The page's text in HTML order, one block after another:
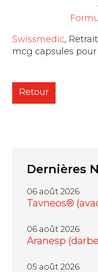
aux clients ayant
Swissmedic,
mcg capsules
Retour
Dernières
06 août 2026
Tavneos®
06 août 2026
Aranesp
05 août 2026